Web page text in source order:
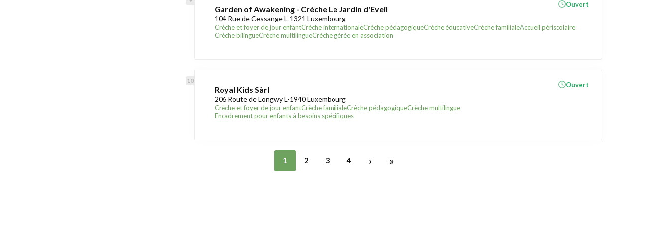
Garden of Awakening - Crèche Le Jardin d'Eveil
104 Rue de Cessange L-1321 Luxembourg
Crèche et foyer de jour enfantCrèche internationaleCrèche pédagogiqueCrèche éducativeCrèche familialeAccueil périscolaire
Crèche bilingueCrèche multilingueCrèche gérée en association
Ouvert
Royal Kids Sàrl
206 Route de Longwy L-1940 Luxembourg
Crèche et foyer de jour enfantCrèche familialeCrèche pédagogiqueCrèche multilingue
Encadrement pour enfants à besoins spécifiques
Ouvert
1 2 3 4 › »